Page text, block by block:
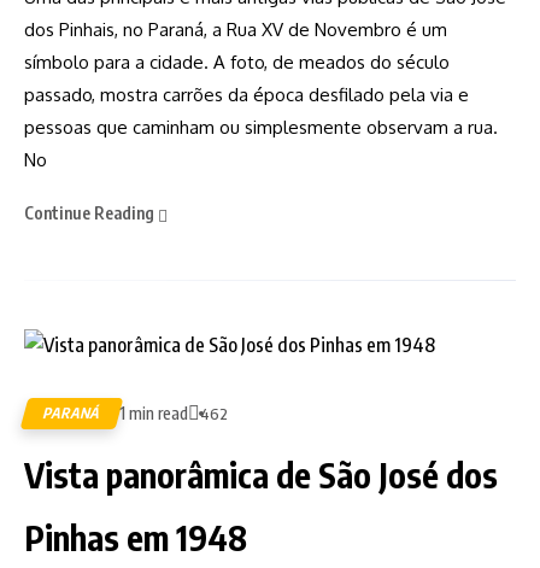
dos Pinhais, no Paraná, a Rua XV de Novembro é um
símbolo para a cidade. A foto, de meados do século
passado, mostra carrões da época desfilado pela via e
pessoas que caminham ou simplesmente observam a rua.
No
Continue Reading
PARANÁ 1 min read 462
Vista panorâmica de São José dos
Pinhas em 1948